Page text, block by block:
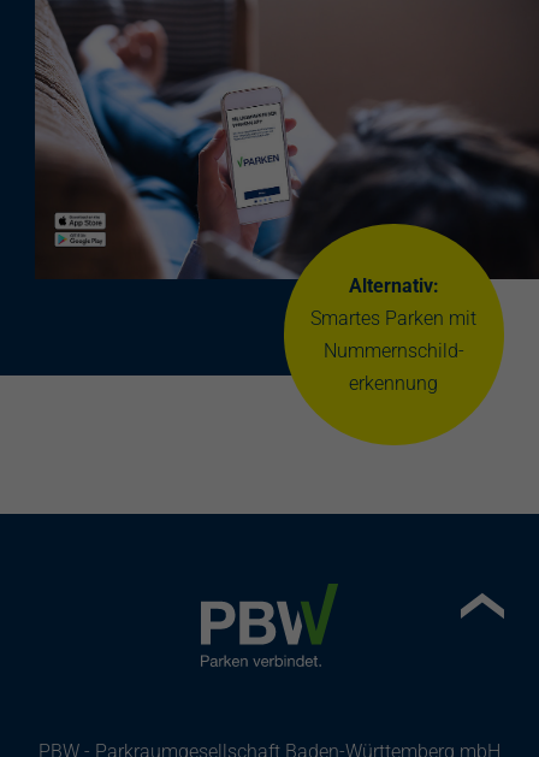
Alternativ:
Smartes Parken mit
Nummernschild-
erkennung
PBW - Parkraumgesellschaft Baden-Württemberg mbH